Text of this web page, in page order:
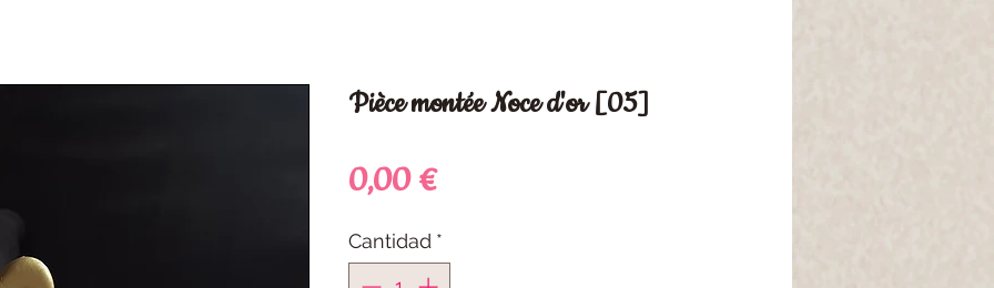
Pièce montée Noce d'or [05]
0,00 €Precio
Cantidad *